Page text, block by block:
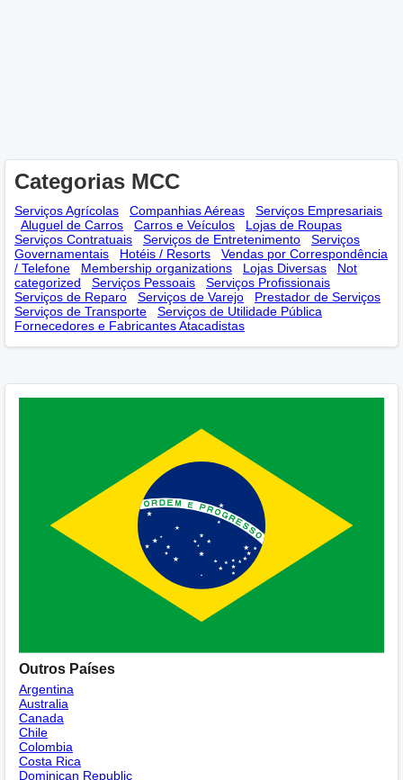
Categorias MCC
Serviços Agrícolas Companhias Aéreas
Serviços Empresariais
Aluguel de Carros
Carros e Veículos
Lojas de Roupas
Serviços Contratuais
Serviços de Entretenimento
Serviços
Governamentais
Hotéis / Resorts
Vendas por Correspondência
/ Telefone
Membership оrganizations Lojas Diversas
Not
categorized
Serviços Pessoais
Serviços Profissionais
Serviços de Reparo
Serviços de Varejo
Prestador de Serviços
Serviços de Transporte
Serviços de Utilidade Pública
Fornecedores e Fabricantes Atacadistas
Outros Países
Argentina
Australia
Canada
Chile
Colombia
Costa Rica
Dominican Republic